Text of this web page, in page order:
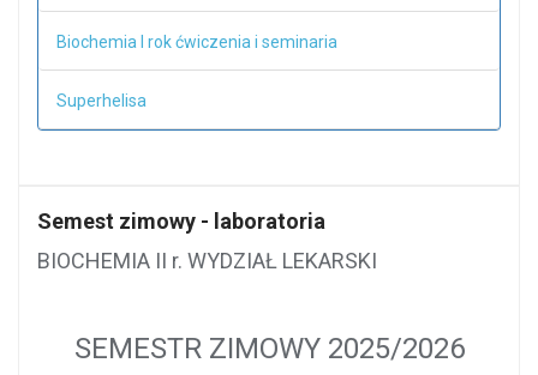
Biochemia I rok ćwiczenia i seminaria
Superhelisa
Semest zimowy - laboratoria
BIOCHEMIA II r. WYDZIAŁ LEKARSKI
SEMESTR ZIMOWY 2025/2026